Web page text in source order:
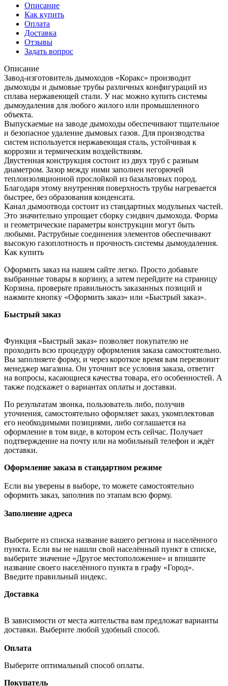
Описание
Как купить
Оплата
Доставка
Отзывы
Задать вопрос
Описание
Завод-изготовитель дымоходов «Коракс» производит
дымоходы и дымовые трубы различных конфигураций из
сплава нержавеющей стали. У нас можно купить системы
дымоудаления для любого жилого или промышленного
объекта.
Выпускаемые на заводе дымоходы обеспечивают тщательное
и безопасное удаление дымовых газов. Для производства
систем используется нержавеющая сталь, устойчивая к
коррозии и термическим воздействиям.
Двустенная конструкция состоит из двух труб с разным
диаметром. Зазор между ними заполнен негорючей
теплоизоляционной прослойкой из базальтовых пород.
Благодаря этому внутренняя поверхность трубы нагревается
быстрее, без образования конденсата.
Канал дымоотвода состоит из стандартных модульных частей.
Это значительно упрощает сборку сэндвич дымохода. Форма
и геометрические параметры конструкции могут быть
любыми. Раструбные соединения элементов обеспечивают
высокую газоплотность и прочность системы дымоудаления.
Как купить
Оформить заказ на нашем сайте легко. Просто добавьте
выбранные товары в корзину, а затем перейдите на страницу
Корзина, проверьте правильность заказанных позиций и
нажмите кнопку «Оформить заказ» или «Быстрый заказ».
Быстрый заказ
Функция «Быстрый заказ» позволяет покупателю не
проходить всю процедуру оформления заказа самостоятельно.
Вы заполняете форму, и через короткое время вам перезвонит
менеджер магазина. Он уточнит все условия заказа, ответит
на вопросы, касающиеся качества товара, его особенностей. А
также подскажет о вариантах оплаты и доставки.
По результатам звонка, пользователь либо, получив
уточнения, самостоятельно оформляет заказ, укомплектовав
его необходимыми позициями, либо соглашается на
оформление в том виде, в котором есть сейчас. Получает
подтверждение на почту или на мобильный телефон и ждёт
доставки.
Оформление заказа в стандартном режиме
Если вы уверены в выборе, то можете самостоятельно
оформить заказ, заполнив по этапам всю форму.
Заполнение адреса
Выберите из списка название вашего региона и населённого
пункта. Если вы не нашли свой населённый пункт в списке,
выберите значение «Другое местоположение» и впишите
название своего населённого пункта в графу «Город».
Введите правильный индекс.
Доставка
В зависимости от места жительства вам предложат варианты
доставки. Выберите любой удобный способ.
Оплата
Выберите оптимальный способ оплаты.
Покупатель